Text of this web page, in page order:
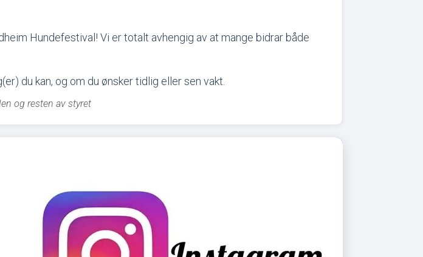
Hundefestival! Vi er totalt avhengig av at mange bidrar både
du kan, og om du ønsker tidlig eller sen vakt.
og resten av styret